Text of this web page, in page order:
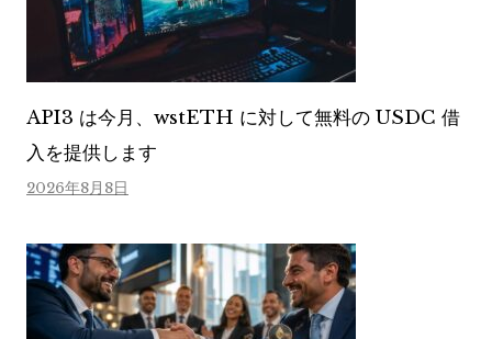
API3 は今月、wstETH に対して無料の USDC 借
入を提供します
2026年8月8日